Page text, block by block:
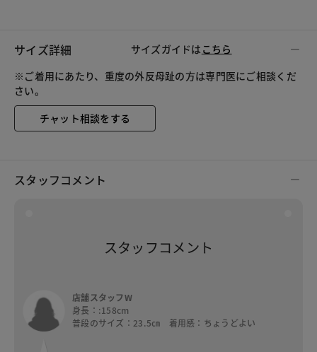
サイズ詳細 サイズガイドは こちら
※ご着用にあたり、重度の外反母趾の方は専門医にご相談くだ
さい。
チャット相談をする
スタッフコメント
スタッフコメント
店舗スタッフW
身長：:158cm
普段のサイズ：23.5㎝ 着用感：ちょうどよい